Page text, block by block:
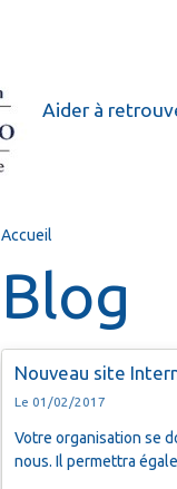
Aider à
Accueil
Blog
Nouveau site
Le 01/02/2017
Votre organisation se
nous. Il permettra